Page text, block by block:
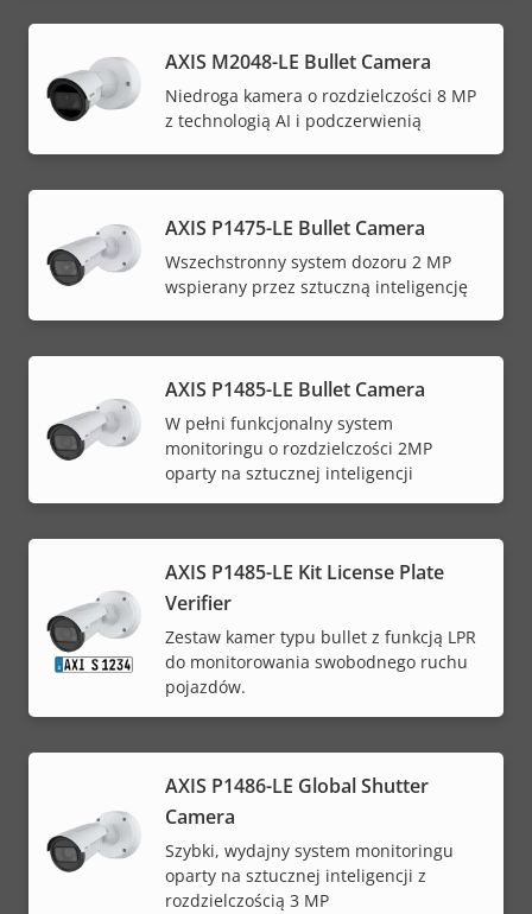
AXIS M2048-LE Bullet Camera
Niedroga kamera o rozdzielczości 8 MP
z technologią AI i podczerwienią
AXIS P1475-LE Bullet Camera
Wszechstronny system dozoru 2 MP
wspierany przez sztuczną inteligencję
AXIS P1485-LE Bullet Camera
W pełni funkcjonalny system
monitoringu o rozdzielczości 2MP
oparty na sztucznej inteligencji
AXIS P1485-LE Kit License Plate
Verifier
Zestaw kamer typu bullet z funkcją LPR
do monitorowania swobodnego ruchu
pojazdów.
AXIS P1486-LE Global Shutter
Camera
Szybki, wydajny system monitoringu
oparty na sztucznej inteligencji z
rozdzielczością 3 MP